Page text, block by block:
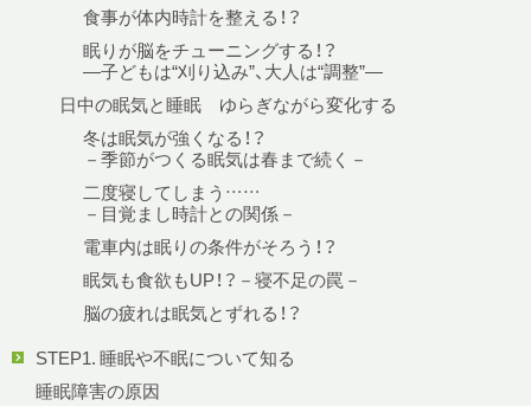
食事が体内時計を整える！？
眠りが脳をチューニングする！？
—子どもは“刈り込み”、大人は“調整”—
日中の眠気と睡眠 ゆらぎながら変化する
冬は眠気が強くなる！？
－季節がつくる眠気は春まで続く－
二度寝してしまう……
－目覚まし時計との関係－
電車内は眠りの条件がそろう！？
眠気も食欲もUP！？－寝不足の罠－
脳の疲れは眠気とずれる！？
STEP1. 睡眠や不眠について知る
睡眠障害の原因